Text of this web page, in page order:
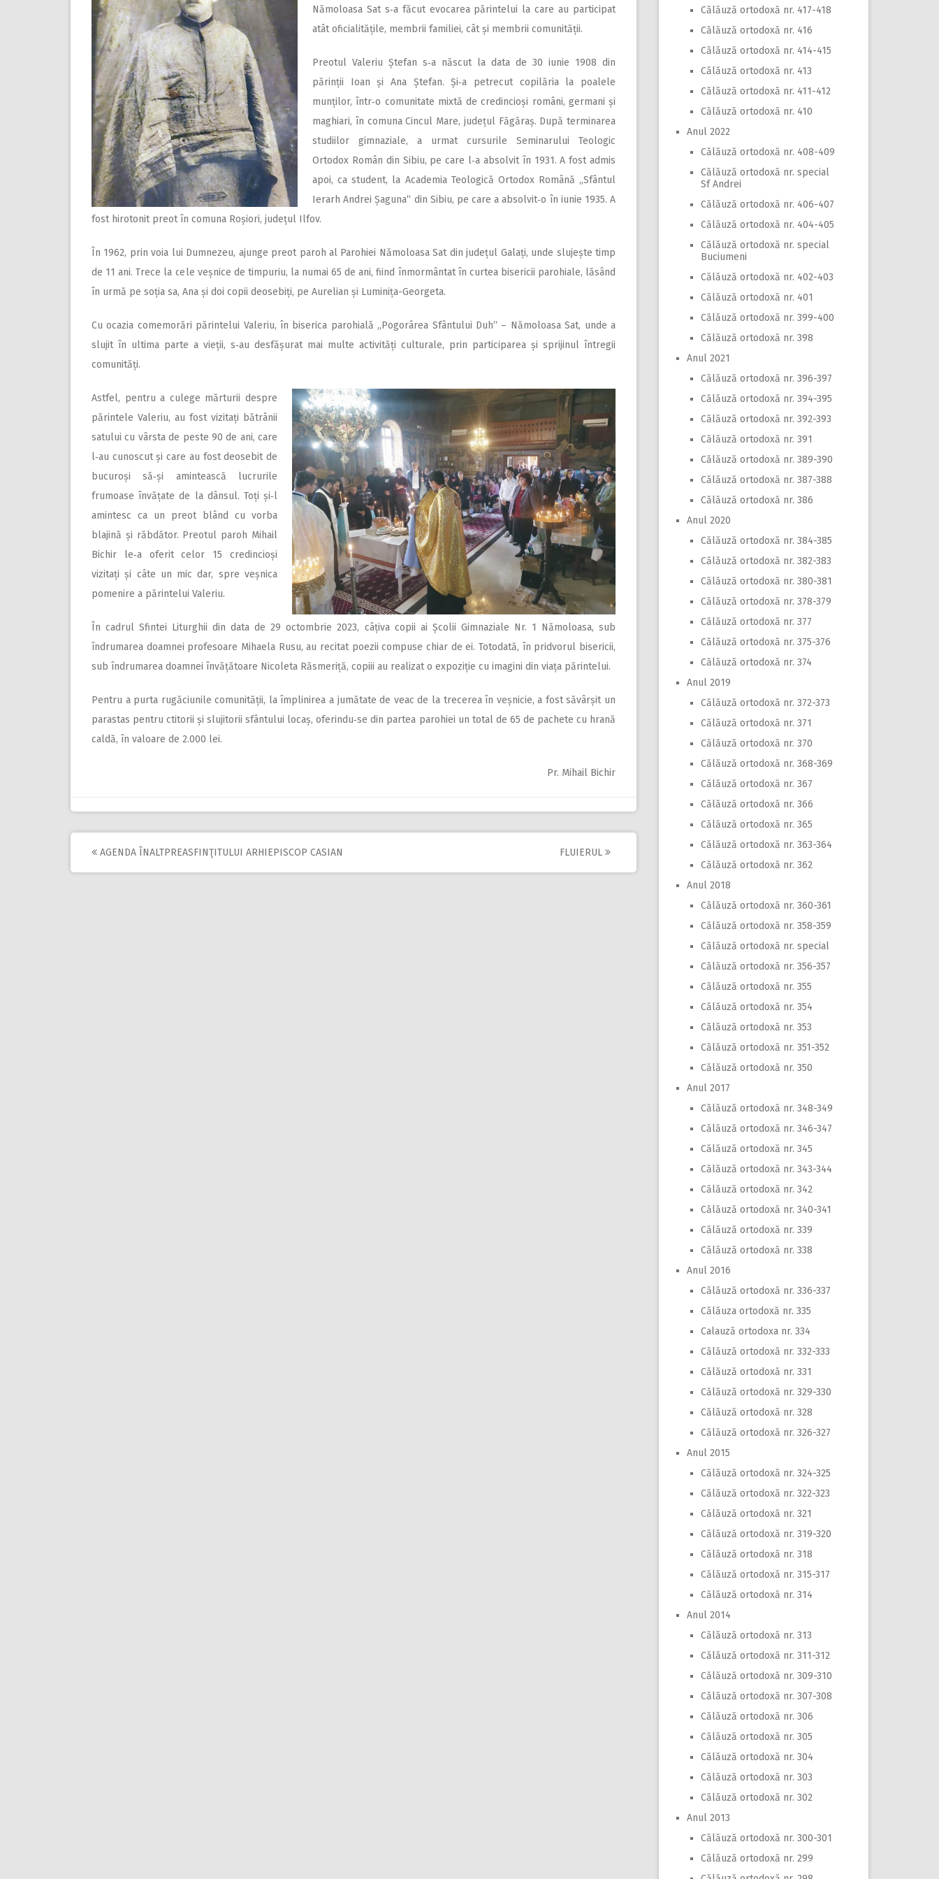
Nămoloasa Sat s‑a făcut evocarea părintelui la care au participat
atât oficialitățile, membrii familiei, cât și membrii comunității.
Preotul Valeriu Ștefan s‑a născut la data de 30 iunie 1908 din
părinții Ioan și Ana Ștefan. Și‑a petrecut copilăria la poalele
munților, într‑o comunitate mixtă de credincioși români, germani și
maghiari, în comuna Cincul Mare, județul Făgăraș. După terminarea
studiilor gimnaziale, a urmat cursurile Seminarului Teologic
Ortodox Român din Sibiu, pe care l‑a absolvit în 1931. A fost admis
apoi, ca student, la Academia Teologică Ortodox Română „Sfântul
Ierarh Andrei Șaguna“ din Sibiu, pe care a absolvit‑o în iunie 1935. A
fost hirotonit preot în comuna Roșiori, județul Ilfov.
În 1962, prin voia lui Dumnezeu, ajunge preot paroh al Parohiei Nămoloasa Sat din județul Galați, unde slujește timp
de 11 ani. Trece la cele veșnice de timpuriu, la numai 65 de ani, fiind înmormântat în curtea bisericii parohiale, lăsând
în urmă pe soția sa, Ana și doi copii deosebiți, pe Aurelian și Luminița-Georgeta.
Cu ocazia comemorări părintelui Valeriu, în biserica parohială „Pogorârea Sfântului Duh“ – Nămoloasa Sat, unde a
slujit în ultima parte a vieții, s‑au desfășurat mai multe activități culturale, prin participarea și sprijinul întregii
comunități.
Astfel, pentru a culege mărturii despre
părintele Valeriu, au fost vizitați bătrânii
satului cu vârsta de peste 90 de ani, care
l‑au cunoscut și care au fost deosebit de
bucuroși să‑și amintească lucrurile
frumoase învățate de la dânsul. Toți și‑l
amintesc ca un preot blând cu vorba
blajină și răbdător. Preotul paroh Mihail
Bichir le‑a oferit celor 15 credincioși
vizitați și câte un mic dar, spre veșnica
pomenire a părintelui Valeriu.
În cadrul Sfintei Liturghii din data de 29 octombrie 2023, câțiva copii ai Școlii Gimnaziale Nr. 1 Nămoloasa, sub
îndrumarea doamnei profesoare Mihaela Rusu, au recitat poezii compuse chiar de ei. Totodată, în pridvorul bisericii,
sub îndrumarea doamnei învățătoare Nicoleta Răsmeriță, copiii au realizat o expoziție cu imagini din viața părintelui.
Pentru a purta rugăciunile comunității, la împlinirea a jumătate de veac de la trecerea în veșnicie, a fost săvârșit un
parastas pentru ctitorii și slujitorii sfântului locaș, oferindu‑se din partea parohiei un total de 65 de pachete cu hrană
caldă, în valoare de 2.000 lei.
Pr. Mihail Bichir
Post
AGENDA ÎNALTPREASFINŢITULUI ARHIEPISCOP CASIAN FLUIERUL
Călăuză ortodoxă nr. 417-418
Călăuză ortodoxă nr. 416
Călăuză ortodoxă nr. 414-415
Călăuză ortodoxă nr. 413
Călăuză ortodoxă nr. 411-412
Călăuză ortodoxă nr. 410
Anul 2022
Călăuză ortodoxă nr. 408-409
Călăuză ortodoxă nr. special
Sf Andrei
Călăuză ortodoxă nr. 406-407
Călăuză ortodoxă nr. 404-405
Călăuză ortodoxă nr. special
Buciumeni
Călăuză ortodoxă nr. 402-403
Călăuză ortodoxă nr. 401
Călăuză ortodoxă nr. 399-400
Călăuză ortodoxă nr. 398
Anul 2021
Călăuză ortodoxă nr. 396-397
Călăuză ortodoxă nr. 394-395
Călăuză ortodoxă nr. 392-393
Călăuză ortodoxă nr. 391
Călăuză ortodoxă nr. 389-390
Călăuză ortodoxă nr. 387-388
Călăuză ortodoxă nr. 386
Anul 2020
Călăuză ortodoxă nr. 384-385
Călăuză ortodoxă nr. 382-383
Călăuză ortodoxă nr. 380-381
Călăuză ortodoxă nr. 378-379
Călăuză ortodoxă nr. 377
Călăuză ortodoxă nr. 375-376
Călăuză ortodoxă nr. 374
Anul 2019
Călăuză ortodoxă nr. 372-373
Călăuză ortodoxă nr. 371
Călăuză ortodoxă nr. 370
Călăuză ortodoxă nr. 368-369
Călăuză ortodoxă nr. 367
Călăuză ortodoxă nr. 366
Călăuză ortodoxă nr. 365
Călăuză ortodoxă nr. 363-364
Călăuză ortodoxă nr. 362
Anul 2018
Călăuză ortodoxă nr. 360-361
Călăuză ortodoxă nr. 358-359
Călăuză ortodoxă nr. special
Călăuză ortodoxă nr. 356-357
Călăuză ortodoxă nr. 355
Călăuză ortodoxă nr. 354
Călăuză ortodoxă nr. 353
Călăuză ortodoxă nr. 351-352
Călăuză ortodoxă nr. 350
Anul 2017
Călăuză ortodoxă nr. 348-349
Călăuză ortodoxă nr. 346-347
Călăuză ortodoxă nr. 345
Călăuză ortodoxă nr. 343-344
Călăuză ortodoxă nr. 342
Călăuză ortodoxă nr. 340-341
Călăuză ortodoxă nr. 339
Călăuză ortodoxă nr. 338
Anul 2016
Călăuză ortodoxă nr. 336-337
Călăuza ortodoxă nr. 335
Calauză ortodoxa nr. 334
Călăuză ortodoxă nr. 332-333
Călăuză ortodoxă nr. 331
Călăuză ortodoxă nr. 329-330
Călăuză ortodoxă nr. 328
Călăuză ortodoxă nr. 326-327
Anul 2015
Călăuză ortodoxă nr. 324-325
Călăuză ortodoxă nr. 322-323
Călăuză ortodoxă nr. 321
Călăuză ortodoxă nr. 319-320
Călăuză ortodoxă nr. 318
Călăuză ortodoxă nr. 315-317
Călăuză ortodoxă nr. 314
Anul 2014
Călăuză ortodoxă nr. 313
Călăuză ortodoxă nr. 311-312
Călăuză ortodoxă nr. 309-310
Călăuză ortodoxă nr. 307-308
Călăuză ortodoxă nr. 306
Călăuză ortodoxă nr. 305
Călăuză ortodoxă nr. 304
Călăuză ortodoxă nr. 303
Călăuză ortodoxă nr. 302
Anul 2013
Călăuză ortodoxă nr. 300-301
Călăuză ortodoxă nr. 299